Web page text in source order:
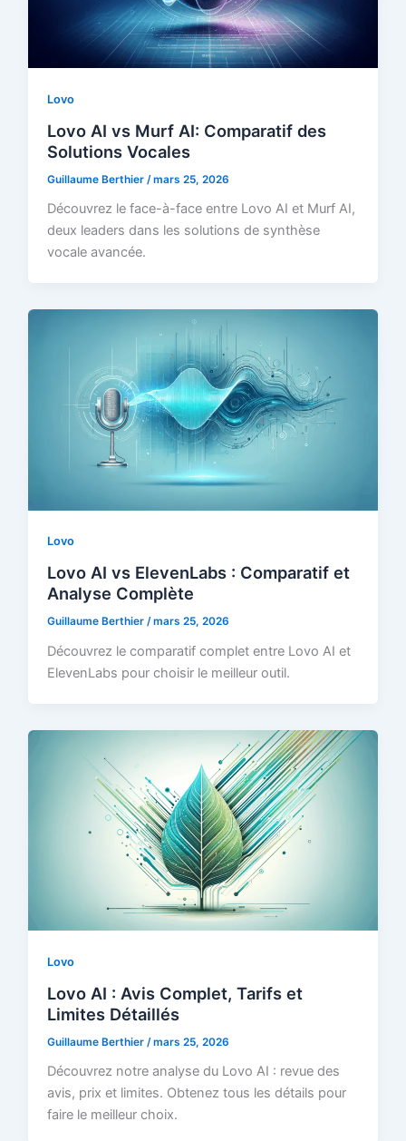
Lovo
Lovo AI vs Murf AI: Comparatif des
Solutions Vocales
Guillaume Berthier /mars 25, 2026
Découvrez le face-à-face entre Lovo AI et Murf AI,
deux leaders dans les solutions de synthèse
vocale avancée.
Lovo
Lovo AI vs ElevenLabs : Comparatif et
Analyse Complète
Guillaume Berthier/mars 25, 2026
Découvrez le comparatif complet entre Lovo AI et
ElevenLabs pour choisir le meilleur outil.
Lovo
Lovo AI : Avis Complet, Tarifs et
Limites Détaillés
Guillaume Berthier /mars 25, 2026
Découvrez notre analyse du Lovo AI : revue des
avis, prix et limites. Obtenez tous les détails pour
faire le meilleur choix.